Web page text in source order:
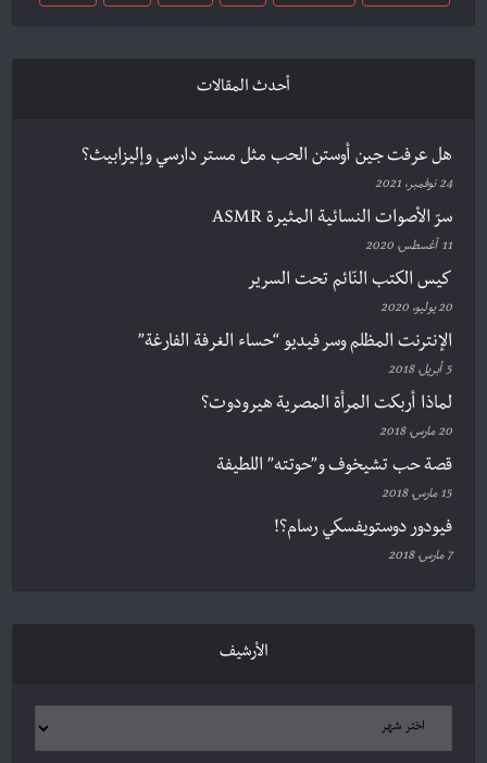
أحدث المقالات
هل عرفت جين أوستن الحب مثل مستر دارسي وإليزابيث؟
24 نوفمبر، 2021
سرّ الأصوات النسائية المثيرة ASMR
11 أغسطس، 2020
كيس الكتب النّائم تحت السرير
20 يوليو، 2020
الإنترنت المظلم وسر فيديو “حساء الغرفة الفارغة”
5 أبريل، 2018
لماذا أربكت المرأة المصرية هيرودوت؟
20 مارس، 2018
قصة حب تشيخوف و”حوتته” اللطيفة
15 مارس، 2018
فيودور دوستويفسكي رسام؟!
7 مارس، 2018
الأرشيف